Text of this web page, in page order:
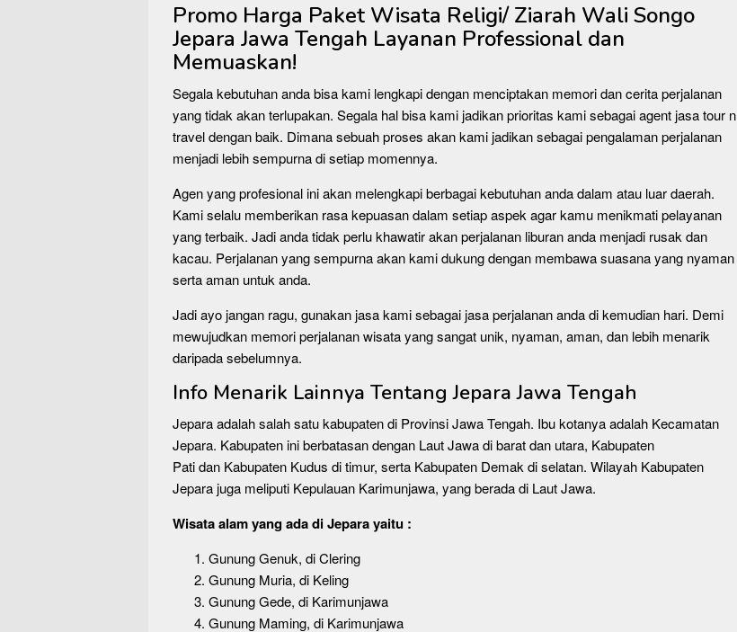
Promo Harga Paket Wisata Religi/ Ziarah Wali Songo
Jepara Jawa Tengah Layanan Professional dan
Memuaskan!
Segala kebutuhan anda bisa kami lengkapi dengan menciptakan memori dan cerita perjalanan
yang tidak akan terlupakan. Segala hal bisa kami jadikan prioritas kami sebagai agent jasa tour n
travel dengan baik. Dimana sebuah proses akan kami jadikan sebagai pengalaman perjalanan
menjadi lebih sempurna di setiap momennya.
Agen yang profesional ini akan melengkapi berbagai kebutuhan anda dalam atau luar daerah.
Kami selalu memberikan rasa kepuasan dalam setiap aspek agar kamu menikmati pelayanan
yang terbaik. Jadi anda tidak perlu khawatir akan perjalanan liburan anda menjadi rusak dan
kacau. Perjalanan yang sempurna akan kami dukung dengan membawa suasana yang nyaman
serta aman untuk anda.
Jadi ayo jangan ragu, gunakan jasa kami sebagai jasa perjalanan anda di kemudian hari. Demi
mewujudkan memori perjalanan wisata yang sangat unik, nyaman, aman, dan lebih menarik
daripada sebelumnya.
Info Menarik Lainnya Tentang Jepara Jawa Tengah
Jepara adalah salah satu kabupaten di Provinsi Jawa Tengah. Ibu kotanya adalah Kecamatan
Jepara. Kabupaten ini berbatasan dengan Laut Jawa di barat dan utara, Kabupaten
Pati dan Kabupaten Kudus di timur, serta Kabupaten Demak di selatan. Wilayah Kabupaten
Jepara juga meliputi Kepulauan Karimunjawa, yang berada di Laut Jawa.
Wisata alam yang ada di Jepara yaitu :
Gunung Genuk, di Clering
Gunung Muria, di Keling
Gunung Gede, di Karimunjawa
Gunung Maming, di Karimunjawa